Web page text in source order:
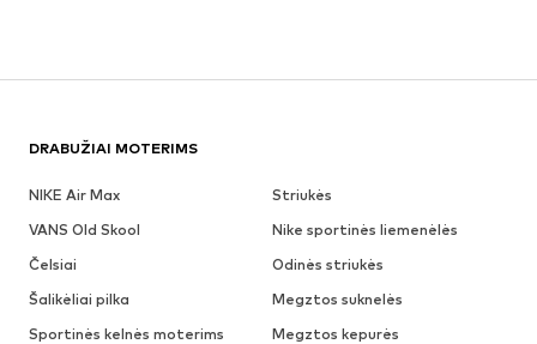
DRABUŽIAI MOTERIMS
NIKE Air Max
Striukės
VANS Old Skool
Nike sportinės liemenėlės
Čelsiai
Odinės striukės
Šalikėliai pilka
Megztos suknelės
Sportinės kelnės moterims
Megztos kepurės